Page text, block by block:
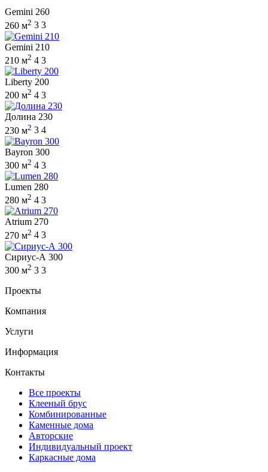
Gemini 260
260 м2 3 3
Gemini 210
210 м2 4 3
Liberty 200
200 м2 4 3
Долина 230
230 м2 3 4
Bayron 300
300 м2 4 3
Lumen 280
280 м2 4 3
Atrium 270
270 м2 4 3
Сириус-А 300
300 м2 3 3
Проекты
Компания
Услуги
Информация
Контакты
Все проекты
Клееный брус
Комбинированные
Каменные дома
Авторские
Индивидуальный проект
Каркасные дома